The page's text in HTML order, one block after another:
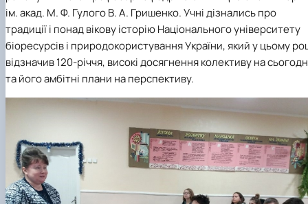
ім. акад. М. Ф. Гулого В. А. Гришенко. Учні дізнались про
традиції і понад вікову історію Національного університету
біоресурсів і природокористування України, який у цьому
відзначив 120-річчя, високі досягнення колективу на
та його амбітні плани на перспективу.